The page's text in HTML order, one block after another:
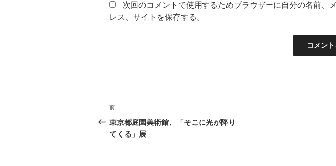
次回のコメントで使用するためブラウザーに自分の名前、
レス、サイトを保存する。
投
稿
ナ
前
の
投
前
東京都庭園美術館、「そこに光が降り
てくる」展